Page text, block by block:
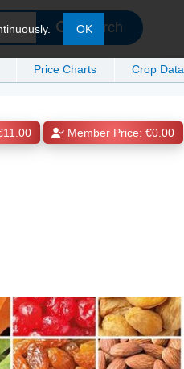
Search
Price Charts Crop Data
OK
Member Price: €0.00